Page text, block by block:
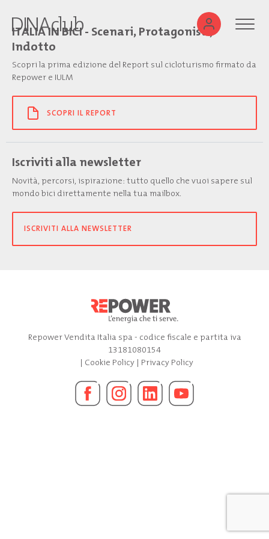
ITALIA IN BICI - Scenari, Protagonisti,
Indotto
Scopri la prima edizione del Report sul cicloturismo firmato da
Repower e IULM
SCOPRI IL REPORT
Iscriviti alla newsletter
Novità, percorsi, ispirazione: tutto quello che vuoi sapere sul
mondo bici direttamente nella tua mailbox.
ISCRIVITI ALLA NEWSLETTER
Repower Vendita Italia spa - codice fiscale e partita iva
13181080154
| Cookie Policy| Privacy Policy